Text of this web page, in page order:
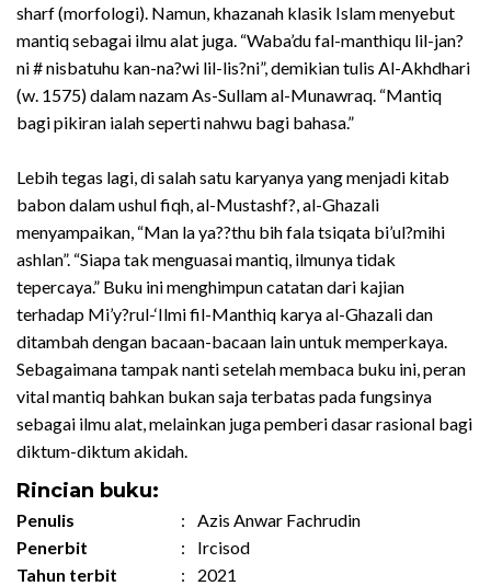
sharf (morfologi). Namun, khazanah klasik Islam menyebut
mantiq sebagai ilmu alat juga. “Waba’du fal-manthiqu lil-jan?
ni # nisbatuhu kan-na?wi lil-lis?ni”, demikian tulis Al-Akhdhari
(w. 1575) dalam nazam As-Sullam al-Munawraq. “Mantiq
bagi pikiran ialah seperti nahwu bagi bahasa.”
Lebih tegas lagi, di salah satu karyanya yang menjadi kitab
babon dalam ushul fiqh, al-Mustashf?, al-Ghazali
menyampaikan, “Man la ya??thu bih fala tsiqata bi’ul?mihi
ashlan”. “Siapa tak menguasai mantiq, ilmunya tidak
tepercaya.” Buku ini menghimpun catatan dari kajian
terhadap Mi’y?rul-‘Ilmi fil-Manthiq karya al-Ghazali dan
ditambah dengan bacaan-bacaan lain untuk memperkaya.
Sebagaimana tampak nanti setelah membaca buku ini, peran
vital mantiq bahkan bukan saja terbatas pada fungsinya
sebagai ilmu alat, melainkan juga pemberi dasar rasional bagi
diktum-diktum akidah.
Rincian buku:
Penulis :
Azis Anwar Fachrudin
Penerbit
:
Ircisod
Tahun terbit
: 2021